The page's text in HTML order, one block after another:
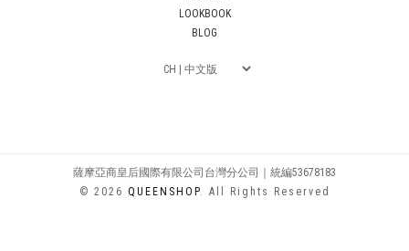
LOOKBOOK
BLOG
薩摩亞商皇后國際有限公司台灣分公司｜統編53678183
© 2026 QUEENSHOP. All Rights Reserved